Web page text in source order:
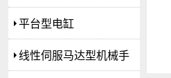
平台型电缸
线性伺服马达型机械手